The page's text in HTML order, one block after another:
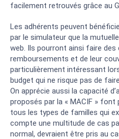
facilement retrouvés grâce au
Les adhérents peuvent
par le simulateur que la
web. Ils pourront ainsi faire
remboursements et de leur
particulièrement intéressant
budget qui ne risque pas de
On apprécie aussi la capacité
proposés par la « MACIF »
tous les types de familles qui
compte une multitude de cas
normal, devraient être pris au